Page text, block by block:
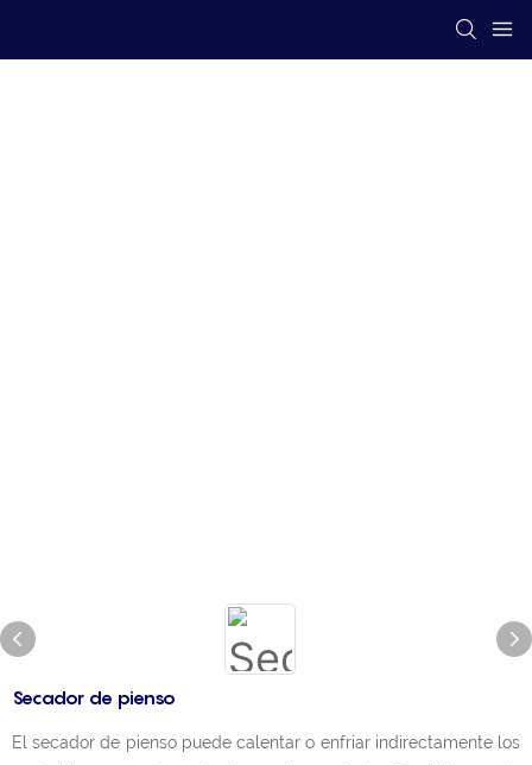
Secador de pienso
El secador de pienso puede calentar o enfriar indirectamente los